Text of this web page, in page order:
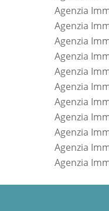
Agenzia
Agenzia
Agenzia
Agenzia
Agenzia
Agenzia
Agenzia
Agenzia